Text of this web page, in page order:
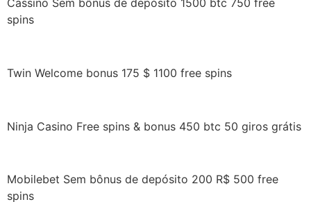
Cassino Sem bônus de depósito 1500 btc 750 free
spins
Twin Welcome bonus 175 $ 1100 free spins
Ninja Casino Free spins & bonus 450 btc 50 giros grátis
Mobilebet Sem bônus de depósito 200 R$ 500 free
spins